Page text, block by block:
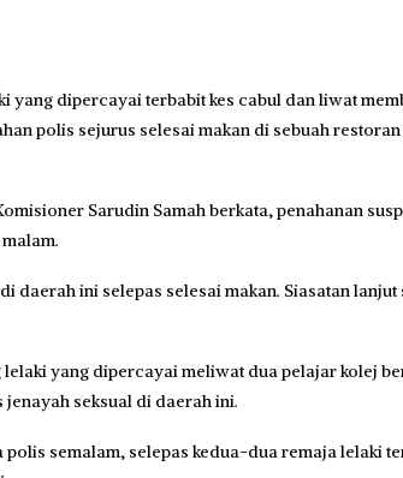
yang dipercayai terbabit kes cabul dan liwat
polis sejurus selesai makan di sebuah
Sarudin Samah berkata, penahanan
daerah ini selepas selesai makan. Siasatan
yang dipercayai meliwat dua pelajar kolej
jenayah seksual di daerah ini.
semalam, selepas kedua-dua remaja lelaki